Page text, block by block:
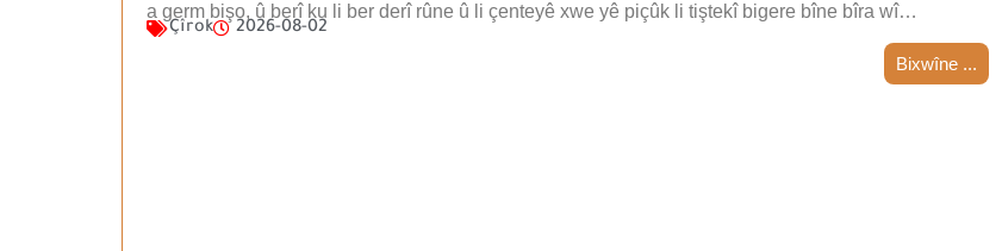
a germ bişo, û berî ku li ber derî rûne û li çenteyê xwe yê piçûk li tiştekî bigere bîne bîra wî…
Çîrok 2026-08-02
Bixwîne ...